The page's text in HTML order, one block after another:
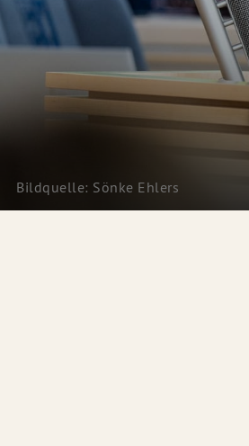
Bildquelle: Sönke Ehlers